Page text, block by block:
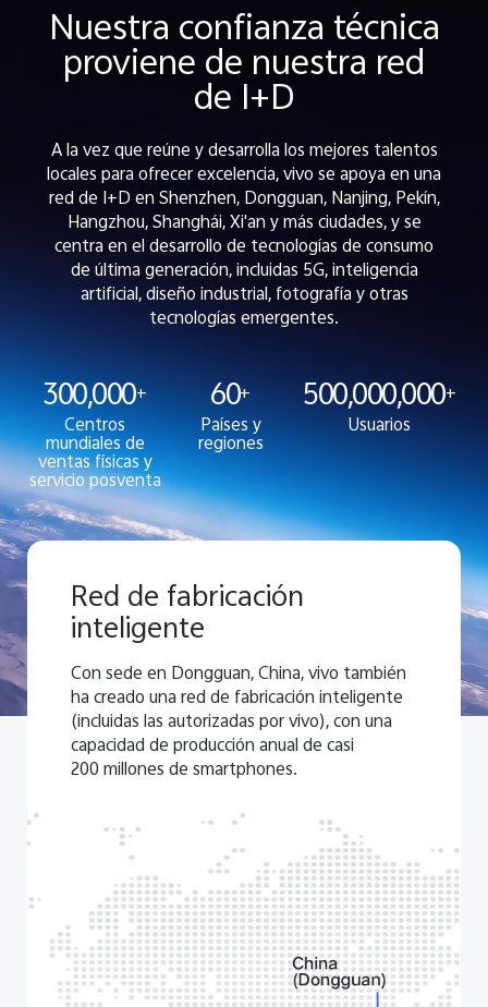
Nuestra confianza técnica
proviene de nuestra red
de I+D
A la vez que reúne y desarrolla los mejores talentos
locales para ofrecer excelencia, vivo se apoya en una
red de I+D en Shenzhen, Dongguan, Nanjing, Pekín,
Hangzhou, Shanghái, Xi'an y más ciudades, y se
centra en el desarrollo de tecnologías de consumo
de última generación, incluidas 5G, inteligencia
artificial, diseño industrial, fotografía y otras
tecnologías emergentes.
300,000+
Centros
mundiales de
ventas físicas y
servicio posventa
60+
Países y
regiones
500,000,000+
Usuarios
Red de fabricación
inteligente
Con sede en Dongguan, China, vivo también
ha creado una red de fabricación inteligente
(incluidas las autorizadas por vivo), con una
capacidad de producción anual de casi
200 millones de smartphones.